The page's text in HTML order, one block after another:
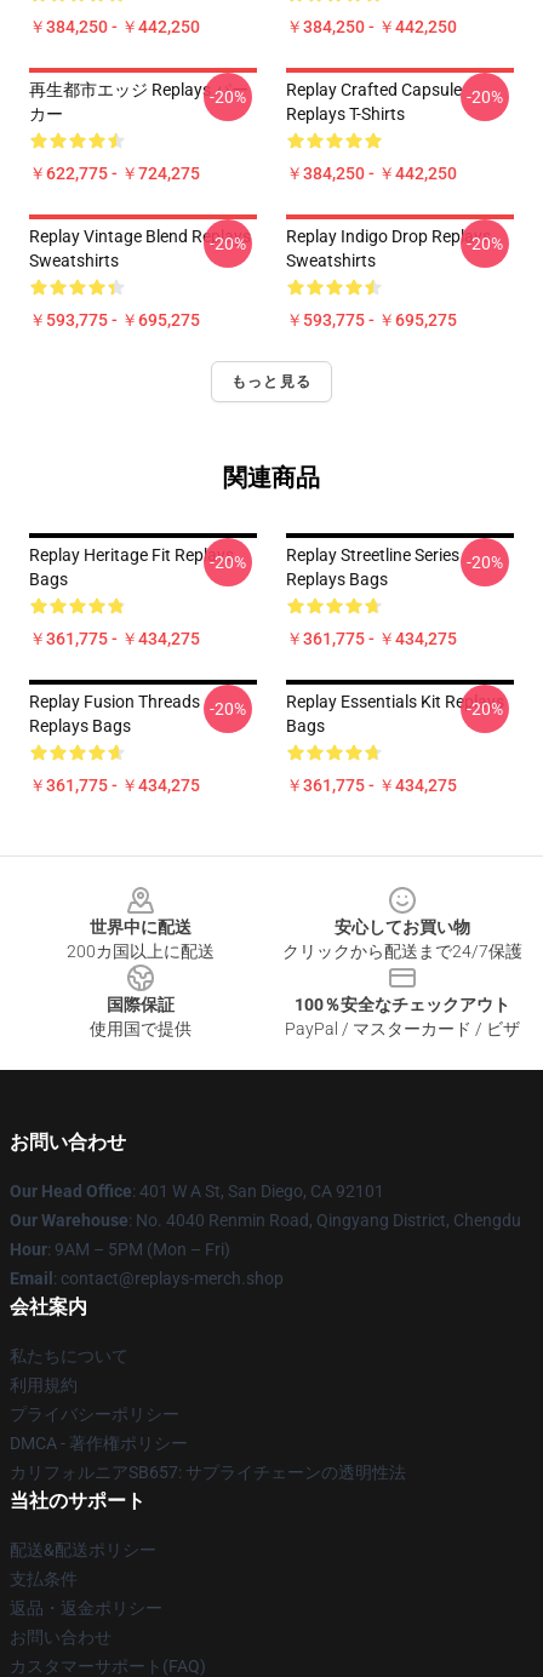
￥384,250 - ￥442,250 ￥384,250 - ￥442,250
再生都市エッジ Replays パー
カー
￥622,775 - ￥724,275
-20%
Replay Crafted Capsule
Replays T-Shirts
￥384,250 - ￥442,250
-20%
Replay Vintage Blend Replays
Sweatshirts
￥593,775 - ￥695,275
-20%
Replay Indigo Drop Replays
Sweatshirts
￥593,775 - ￥695,275
-20%
もっと見る
関連商品
Replay Heritage Fit Replays
Bags
￥361,775 - ￥434,275
-20%
Replay Streetline Series
Replays Bags
￥361,775 - ￥434,275
-20%
Replay Fusion Threads
Replays Bags
￥361,775 - ￥434,275
-20%
Replay Essentials Kit Replays
Bags
￥361,775 - ￥434,275
-20%
世界中に配送
200カ国以上に配送
安心してお買い物
クリックから配送まで24/7保護
国際保証
使用国で提供
100％安全なチェックアウト
PayPal / マスターカード / ビザ
お問い合わせ
Our Head Office: 401 W A St, San Diego, CA 92101
Our Warehouse: No. 4040 Renmin Road, Qingyang District, Chengdu
Hour: 9AM – 5PM (Mon – Fri)
Email : contact@replays-merch.shop
会社案内
私たちについて
利用規約
プライバシーポリシー
DMCA - 著作権ポリシー
カリフォルニアSB657: サプライチェーンの透明性法
当社のサポート
配送&配送ポリシー
支払条件
返品・返金ポリシー
お問い合わせ
カスタマーサポート(FAQ)